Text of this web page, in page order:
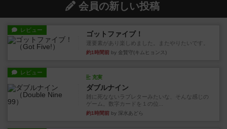
会員の新しい投稿
レビュー ゴットファイブ！
運要素があり楽しめました。またやりたいです。
約1時間前 by 金賢守(キムヒョンス)
レビュー
充実
ダブルナイン
雑に死なないラブレターみたいな、そんな感じの
ゲーム。数字カードを１の位...
約1時間前 by 深水あどら